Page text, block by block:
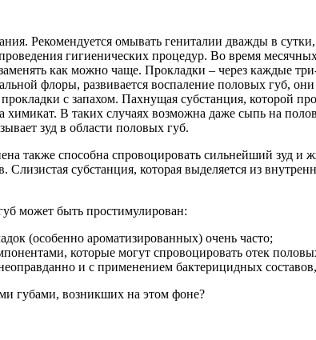
Рекомендуется омывать гениталии дважды в
гигиенических процедур. Во время
как можно чаще. Прокладки – через каждые
флоры, развивается воспаление половых губ,
с запахом. Пахнущая субстанция, которой
химикат. В таких случаях возможна даже сыпь на
зуд в области половых губ.
также способна спровоцировать сильнейший зуд
Слизистая субстанция, которая выделяется из
может быть простимулирован:
(особенно ароматизированных) очень часто;
которые могут спровоцировать отек
и с применением бактерицидных
губами, возникших на этом фоне?